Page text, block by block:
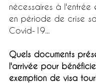
nécessaires à l'entrée
en période de crise
Covid-19...
Quels documents
l'arrivée pour
exemption de visa